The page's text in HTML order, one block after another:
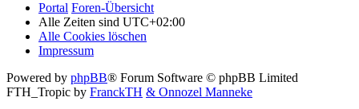
Portal Foren-Übersicht
Alle Zeiten sind UTC+02:00
Alle Cookies löschen
Impressum
Powered by phpBB® Forum Software © phpBB Limited
FTH_Tropic by FranckTH & Onnozel Manneke